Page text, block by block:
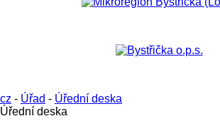
cz - Úřad - Úřední deska
Úřední deska